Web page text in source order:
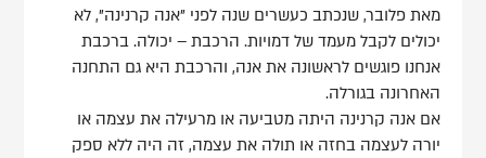
מאת פלובר, שנכתב כעשרים שנה לפני "אנה קרנינה", לא
יכולים לקבל מעמד של דמויות. הרכבת – יכולה. ברכבת
אנחנו פוגשים לראשונה את אנה, והרכבת היא גם התחנה
האחרונה בגורלה.
אם אנה קרנינה היתה מטביעה או מרעילה את עצמה או
יורה לעצמה בחזה או תולה את עצמה, זה היה ללא ספק